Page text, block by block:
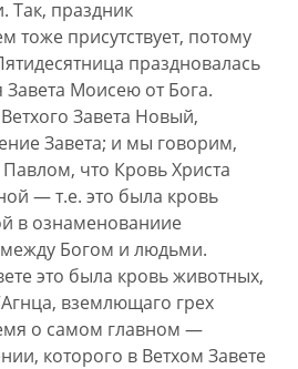
Так, праздник
тоже присутствует, потому
праздновалась
Моисею от Бога.
Завета Новый,
Завета; и мы говорим,
что Кровь Христа
— т.е. это была кровь
в ознаменованиие
Богом и людьми.
это была кровь животных,
вземлющаго грех
о самом главном —
которого в Ветхом Завете